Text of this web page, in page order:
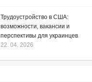
Трудоустройство в США:
возможности, вакансии и
перспективы для украинцев
22. 04. 2026